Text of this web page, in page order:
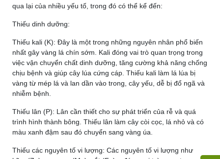
qua lại của nhiều yếu tố, trong đó có thể kể đến:
Thiếu dinh dưỡng:
Thiếu kali (K): Đây là một trong những nguyên nhân phổ biến
nhất gây vàng lá chín sớm. Kali đóng vai trò quan trọng trong
việc vận chuyển chất dinh dưỡng, tăng cường khả năng chống
chịu bệnh và giúp cây lúa cứng cáp. Thiếu kali làm lá lúa bị
vàng từ mép lá và lan dần vào trong, cây yếu, dễ bị đổ ngã và
nhiễm bệnh.
Thiếu lân (P): Lân cần thiết cho sự phát triển của rễ và quá
trình hình thành bông. Thiếu lân làm cây còi cọc, lá nhỏ và có
màu xanh đậm sau đó chuyển sang vàng úa.
Thiếu các nguyên tố vi lượng: Các nguyên tố vi lượng như